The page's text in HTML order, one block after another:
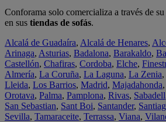
Conforama solo comercializa a través de
en sus tiendas de sofás.
Alcalá de Guadaíra, Alcalá de Henares,
Arinaga, Asturias, Badalona, Barakaldo,
Castellón, Chafiras, Cordoba, Elche,
Almería, La Coruña, La Laguna, La Zenia,
Lleida, Los Barrios, Madrid, Majadahonda,
Orotava, Palma, Pamplona, Rivas, Sabadell
San Sebastian, Sant Boi, Santander,
Sevilla, Tamaraceite, Terrassa, Viana,